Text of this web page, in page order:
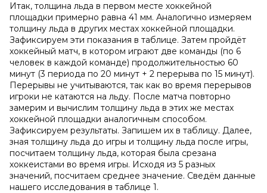
Итак, толщина льда в первом месте хоккейной
площадки примерно равна 41 мм. Аналогично измеряем
толщину льда в других местах хоккейной площадки.
Зафиксируем эти показания в таблице. Затем пройдёт
хоккейный матч, в котором играют две команды (по 6
человек в каждой команде) продолжительностью 60
минут (3 периода по 20 минут + 2 перерыва по 15 минут).
Перерывы не учитываются, так как во время перерывов
игроки не катаются на льду. После матча повторно
замерим и вычислим толщину льда в этих же местах
хоккейной площадки аналогичным способом.
Зафиксируем результаты. Запишем их в таблицу. Далее,
зная толщину льда до игры и толщину льда после игры,
посчитаем толщину льда, которая была срезана
хоккеистами во время игры. Исходя из 5 разных
значений, посчитаем среднее значение. Сведём данные
нашего исследования в таблице 1.